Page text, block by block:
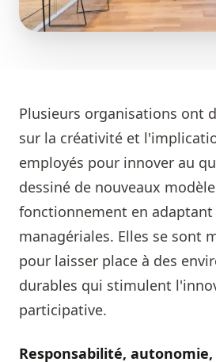
Plusieurs organisations ont
sur la créativité et
employés pour innover au
dessiné de nouveaux
fonctionnement en
managériales. Elles se sont
pour laisser place à des
durables qui stimulent
participative.
Responsabilité,